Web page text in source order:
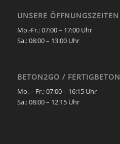
UNSERE ÖFFNUNGSZEITEN
Mo.-Fr.: 07:00 – 17:00 Uhr
Sa.:08:00 – 13:00 Uhr
BETON2GO / FERTIGBETON
Mo. – Fr.:07:00 – 16:15 Uhr
Sa.:08:00 – 12:15 Uhr